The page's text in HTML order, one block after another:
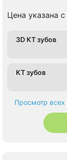
Цена указана
3D КТ зубов
КТ зубов
Просмотр всех